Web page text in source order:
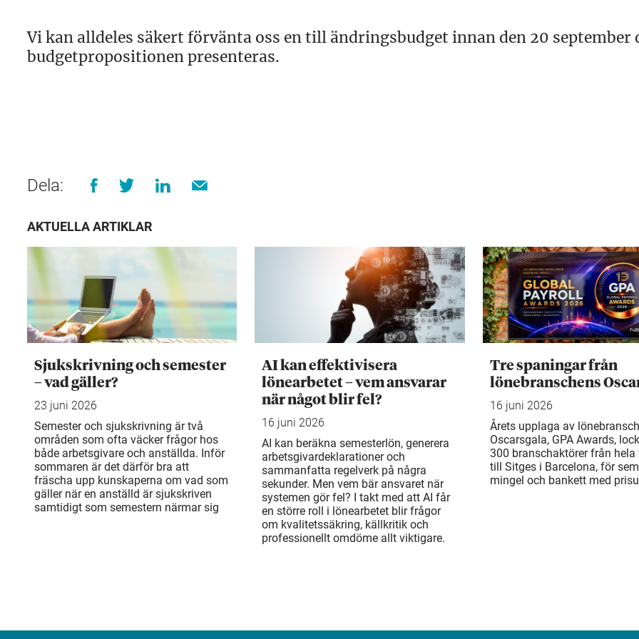
Vi kan alldeles säkert förvänta oss en till ändringsbudget innan den 20 september
budgetpropositionen presenteras.
Dela:
AKTUELLA ARTIKLAR
Sjukskrivning och semester
– vad gäller?
23 juni 2026
Semester och sjukskrivning är två
områden som ofta väcker frågor hos
både arbetsgivare och anställda. Inför
sommaren är det därför bra att
fräscha upp kunskaperna om vad som
gäller när en anställd är sjukskriven
samtidigt som semestern närmar sig
AI kan effektivisera
lönearbetet – vem ansvarar
när något blir fel?
16 juni 2026
AI kan beräkna semesterlön, generera
arbetsgivardeklarationer och
sammanfatta regelverk på några
sekunder. Men vem bär ansvaret när
systemen gör fel? I takt med att AI får
en större roll i lönearbetet blir frågor
om kvalitetssäkring, källkritik och
professionellt omdöme allt viktigare.
Tre spaningar från
lönebranschens
16 juni 2026
Årets upplaga av
Oscarsgala, GPA Awards,
300 branschaktörer från hela
till Sitges i Barcelona, för
mingel och bankett med